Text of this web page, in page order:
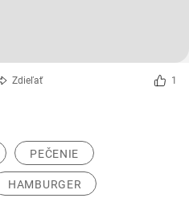
Zdieľať 1
PEČENIE
HAMBURGER